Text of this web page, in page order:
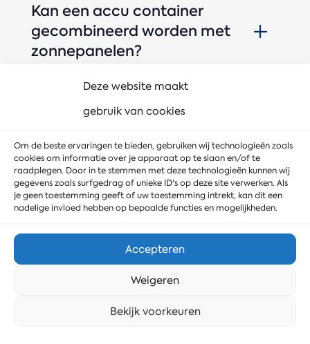
Deze website maakt
gebruik van cookies
Om de beste ervaringen te bieden, gebruiken wij technologieën zoals
cookies om informatie over je apparaat op te slaan en/of te
raadplegen. Door in te stemmen met deze technologieën kunnen wij
gegevens zoals surfgedrag of unieke ID's op deze site verwerken. Als
je geen toestemming geeft of uw toestemming intrekt, kan dit een
nadelige invloed hebben op bepaalde functies en mogelijkheden.
Accepteren
Weigeren
Bekijk voorkeuren
Kan een accu container
gecombineerd worden met
zonnepanelen?
Heb ik een vergunning
nodig voor een accu
Is een accu container
geschikt bij netcongestie?
Gerelateerde diensten
Stuur ons een bericht